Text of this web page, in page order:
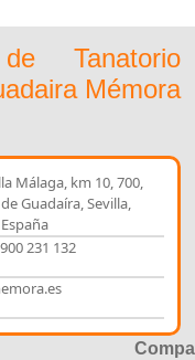
Tanatorio
Mémora
Málaga, km 10, 700,
Guadaíra, Sevilla,
España
231 132